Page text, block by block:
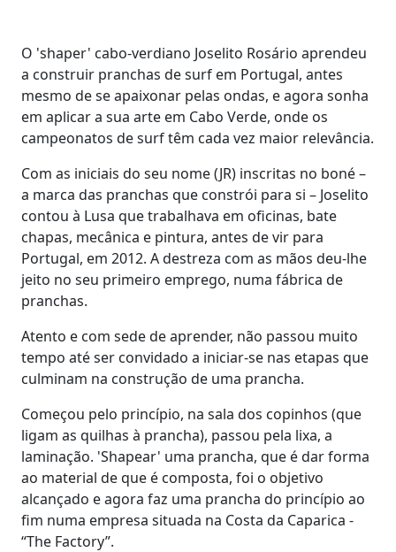
O 'shaper' cabo-verdiano Joselito Rosário aprendeu
a construir pranchas de surf em Portugal, antes
mesmo de se apaixonar pelas ondas, e agora sonha
em aplicar a sua arte em Cabo Verde, onde os
campeonatos de surf têm cada vez maior relevância.
Com as iniciais do seu nome (JR) inscritas no boné –
a marca das pranchas que constrói para si – Joselito
contou à Lusa que trabalhava em oficinas, bate
chapas, mecânica e pintura, antes de vir para
Portugal, em 2012. A destreza com as mãos deu-lhe
jeito no seu primeiro emprego, numa fábrica de
pranchas.
Atento e com sede de aprender, não passou muito
tempo até ser convidado a iniciar-se nas etapas que
culminam na construção de uma prancha.
Começou pelo princípio, na sala dos copinhos (que
ligam as quilhas à prancha), passou pela lixa, a
laminação. 'Shapear' uma prancha, que é dar forma
ao material de que é composta, foi o objetivo
alcançado e agora faz uma prancha do princípio ao
fim numa empresa situada na Costa da Caparica -
“The Factory”.